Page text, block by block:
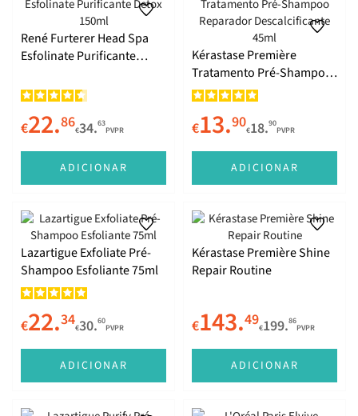
René Furterer Head Spa
Esfolinate Purificante
€22.86€34.63
PVPR
ADICIONAR
Kérastase Première
Tratamento Pré-Shampoo
Reparador Descalcificante
€13.90€18.90
PVPR
ADICIONAR
Lazartigue Exfoliate Pré-
Shampoo Esfoliante 75ml
€22.34€30.60
PVPR
ADICIONAR
Kérastase Première Shine
Repair Routine
€143.49€199.86
PVPR
ADICIONAR